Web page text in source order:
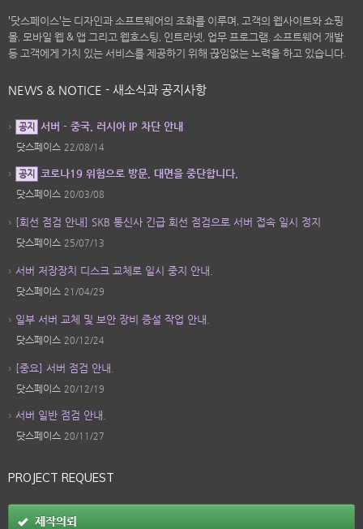
'닷스페이스'는 디자인과 소프트웨어의 조화를 이루며, 고객의 웹사이트와 쇼핑
몰, 모바일 웹 & 앱 그리고 웹호스팅, 인트라넷, 업무 프로그램, 소프트웨어 개발
등 고객에게 가치 있는 서비스를 제공하기 위해 끊임없는 노력을 하고 있습니다.
NEWS & NOTICE - 새소식과 공지사항
공지 서버 - 중국, 러시아 IP 차단 안내
닷스페이스 22/08/14
공지 코로나19 위험으로 방문, 대면을 중단합니다.
닷스페이스 20/03/08
[회선 점검 안내] SKB 통신사 긴급 회선 점검으로 서버 접속 일시 정지
닷스페이스 25/07/13
서버 저장장치 디스크 교체로 일시 중지 안내.
닷스페이스 21/04/29
일부 서버 교체 및 보안 장비 증설 작업 안내.
닷스페이스 20/12/24
[중요] 서버 점검 안내.
닷스페이스 20/12/19
서버 일반 점검 안내.
닷스페이스 20/11/27
PROJECT REQUEST
제작의뢰